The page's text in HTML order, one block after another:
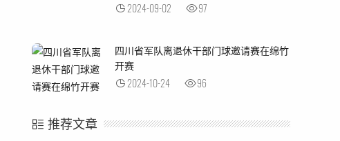
2024-09-02 97
四川省军队离退休干部门球邀请赛在绵竹
开赛
2024-10-24 96
推荐文章